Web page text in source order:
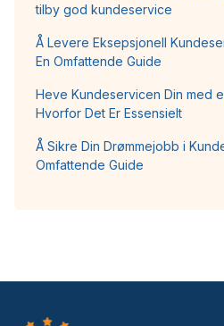
tilby god kundeservice
Å Levere Eksepsjonell
En Omfattende Guide
Heve Kundeservicen Din med
Hvorfor Det Er Essensielt
Å Sikre Din Drømmejobb i
Omfattende Guide